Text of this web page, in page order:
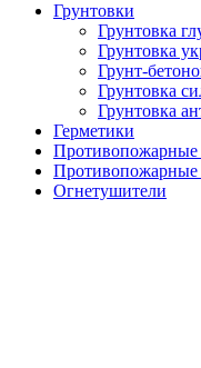
Грунтовки
Грунтовка
Грунтовка
Грунт-
Грунтовка
Грунтовка
Герметики
Противопожарные
Огнетушители